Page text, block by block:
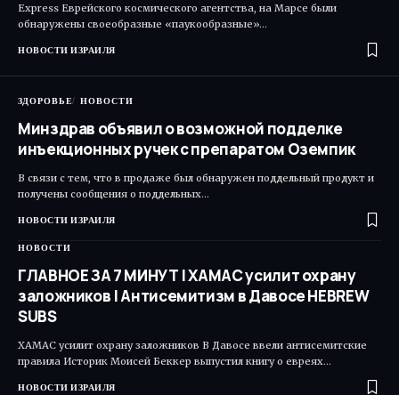
Express Еврейского космического агентства, на Марсе были
обнаружены своеобразные «паукообразные»…
НОВОСТИ ИЗРАИЛЯ
ЗДОРОВЬЕ НОВОСТИ
Минздрав объявил о возможной подделке
инъекционных ручек с препаратом Оземпик
В связи с тем, что в продаже был обнаружен поддельный продукт и
получены сообщения о поддельных…
НОВОСТИ ИЗРАИЛЯ
НОВОСТИ
ГЛАВНОЕ ЗА 7 МИНУТ | ХАМАС усилит охрану
заложников | Антисемитизм в Давосе HEBREW
SUBS
ХАМАС усилит охрану заложников В Давосе ввели антисемитские
правила Историк Моисей Беккер выпустил книгу о евреях…
НОВОСТИ ИЗРАИЛЯ